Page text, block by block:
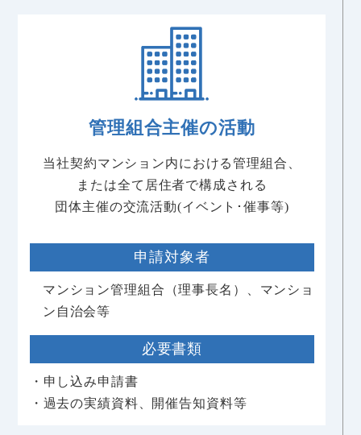
管理組合主催の活動
当社契約マンション内における管理組合、
または全て居住者で構成される
団体主催の交流活動(イベント･催事等)
申請対象者
マンション管理組合（理事長名）、 マンショ
ン自治会等
必要書類
・申し込み申請書
・過去の実績資料、開催告知資料等